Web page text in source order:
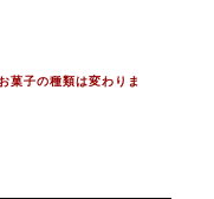
菓子の種類は変わりま